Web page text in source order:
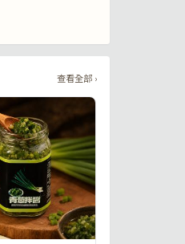
查看全部 ›